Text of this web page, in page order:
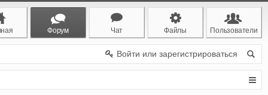
Форум Чат Файлы Пользователи
Войти или зарегистрироваться